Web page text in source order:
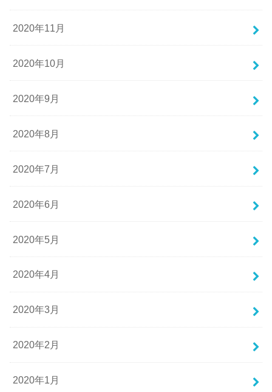
2020年11月
2020年10月
2020年9月
2020年8月
2020年7月
2020年6月
2020年5月
2020年4月
2020年3月
2020年2月
2020年1月